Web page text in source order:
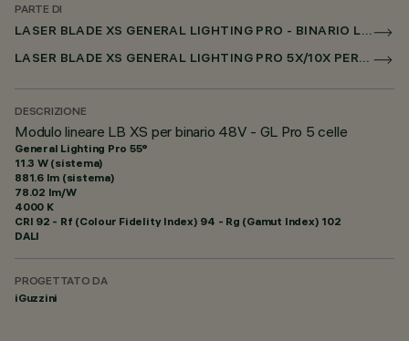
PARTE DI
LASER BLADE XS GENERAL LIGHTING PRO - BINARIO LOW VOLTAGE
LASER BLADE XS GENERAL LIGHTING PRO 5X/10X PER BINARIO LOW VOLTAGE DALI POWERLINE
DESCRIZIONE
Modulo lineare LB XS per binario 48V - GL Pro 5 celle
General Lighting Pro 55°
11.3 W (sistema)
881.6 lm (sistema)
78.02 lm/W
4000 K
CRI 92 - Rf (Colour Fidelity Index) 94 - Rg (Gamut Index) 102
DALI
PROGETTATO DA
iGuzzini